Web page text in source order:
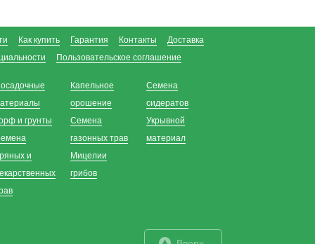
Как купить Гарантия Контакты
Доставка
Пользовательское соглашение
и грунты
и
Капельное
орошение
Семена
газонных трав
Мицелии
грибов
Семена
сидератов
Укрывной
материал